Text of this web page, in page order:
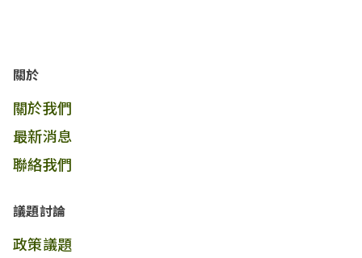
關於
關於我們
最新消息
聯絡我們
議題討論
政策議題